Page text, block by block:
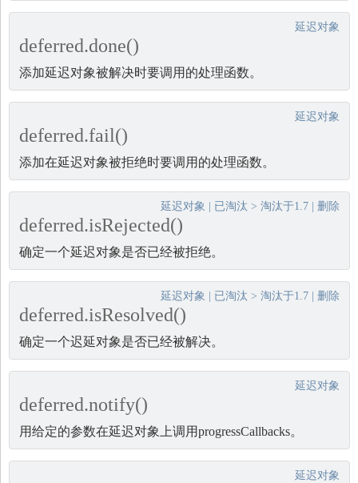
延迟对象
deferred.done()
添加延迟对象被解决时要调用的处理函数。
延迟对象
deferred.fail()
添加在延迟对象被拒绝时要调用的处理函数。
延迟对象 已淘汰 > 淘汰于1.7 删除
deferred.isRejected()
确定一个延迟对象是否已经被拒绝。
延迟对象 已淘汰 > 淘汰于1.7 删除
deferred.isResolved()
确定一个迟延对象是否已经被解决。
延迟对象
deferred.notify()
用给定的参数在延迟对象上调用progressCallbacks。
延迟对象